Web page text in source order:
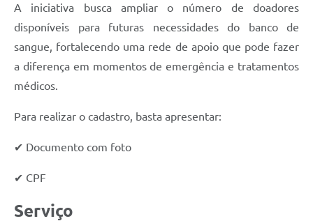
A iniciativa busca ampliar o número de doadores
disponíveis para futuras necessidades do banco de
sangue, fortalecendo uma rede de apoio que pode fazer
a diferença em momentos de emergência e tratamentos
médicos.
Para realizar o cadastro, basta apresentar:
✔ Documento com foto
✔ CPF
Serviço